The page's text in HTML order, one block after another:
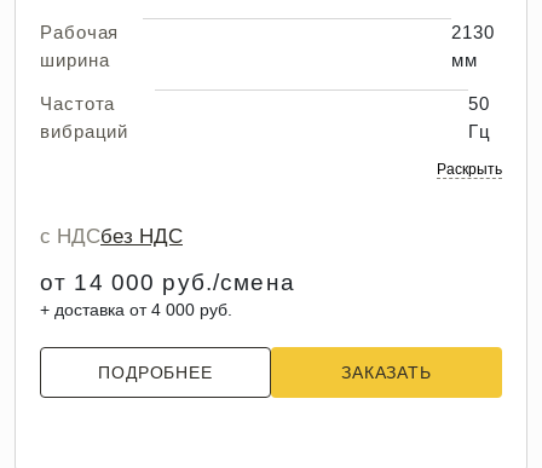
Рабочая
ширина
2130
мм
Частота
вибраций
50
Гц
Раскрыть
с НДСбез НДС
от 14 000 руб./смена
+ доставка от 4 000 руб.
ПОДРОБНЕЕ ЗАКАЗАТЬ